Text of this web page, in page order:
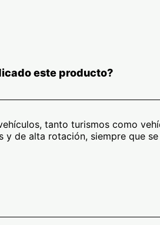
este producto?
tanto turismos como
y de alta rotación, siempre que